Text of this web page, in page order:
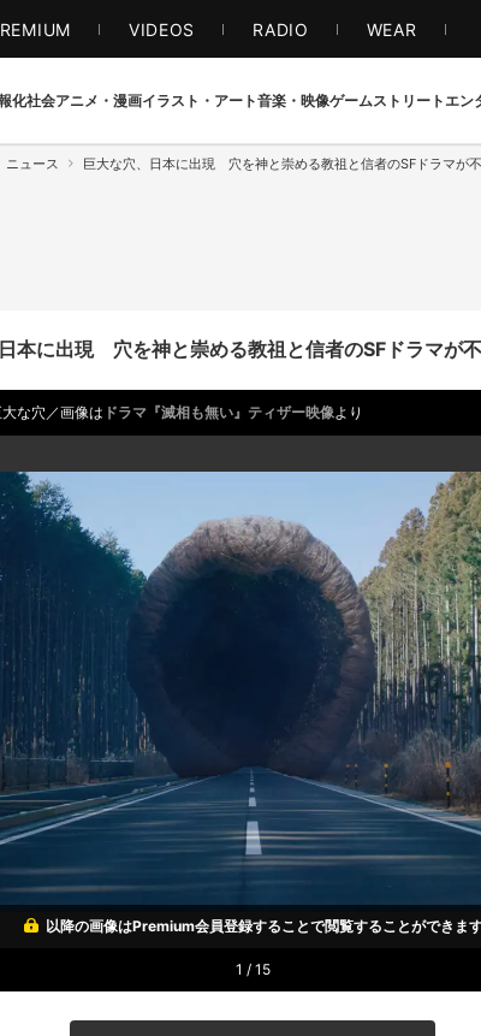
VIDEOS RADIO WEAR
化社会アニメ・漫画イラスト・アート音楽・映像ゲームストリート エン
ニュース 巨大な穴、日本に出現 穴を神と崇める教祖と信者のSFドラマが
本に出現 穴を神と崇める教祖と信者のSFドラマが
な穴／画像は ドラマ『滅相も無い』ティザー映像より
以降の画像はPremium会員登録することで閲覧することができま
1 / 15